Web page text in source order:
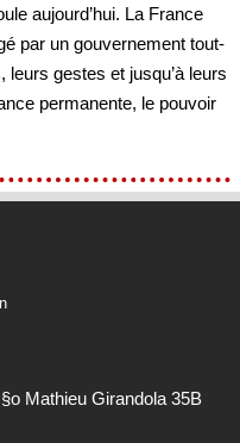
aujourd’hui. La France
par un gouvernement tout-
gestes et jusqu’à leurs
permanente, le pouvoir
Mathieu Girandola 35B